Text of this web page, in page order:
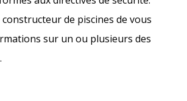
de piscines de vous
sur un ou plusieurs des